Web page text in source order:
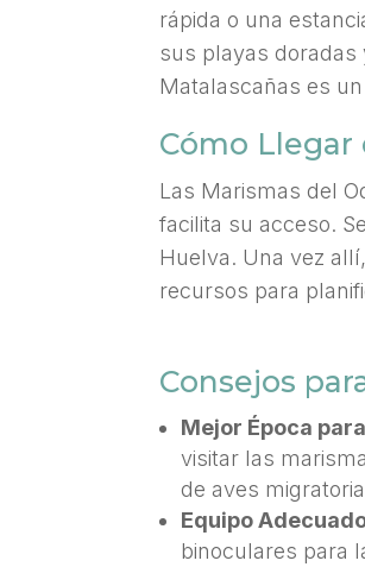
rápida o una
sus playas doradas
Matalascañas es
Cómo Llegar
Las Marismas del
facilita su acceso.
Huelva. Una vez
recursos para
Consejos
Mejor Época
visitar las
de aves
Equipo
binoculares para